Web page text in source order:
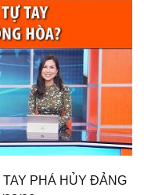
PHÁ HỦY ĐẢNG